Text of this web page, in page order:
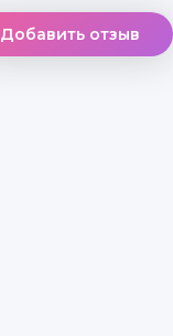
Добавить отзыв